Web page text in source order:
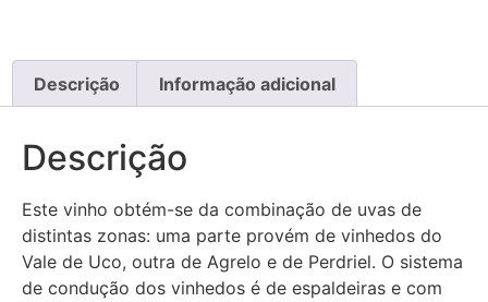
Descrição Informação adicional
Descrição
Este vinho obtém-se da combinação de uvas de
distintas zonas: uma parte provém de vinhedos do
Vale de Uco, outra de Agrelo e de Perdriel. O sistema
de condução dos vinhedos é de espaldeiras e com